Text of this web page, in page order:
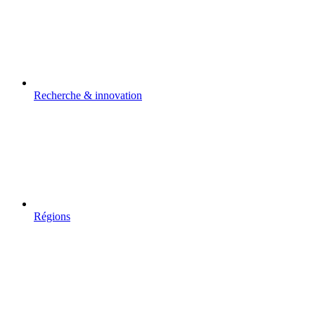
Recherche & innovation
Régions